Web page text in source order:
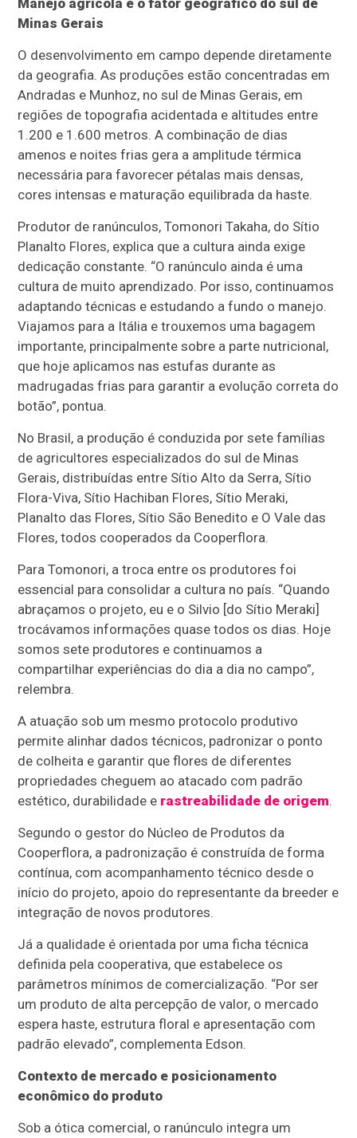
Minas Gerais
O desenvolvimento em campo depende diretamente
da geografia. As produções estão concentradas em
Andradas e Munhoz, no sul de Minas Gerais, em
regiões de topografia acidentada e altitudes entre
1.200 e 1.600 metros. A combinação de dias
amenos e noites frias gera a amplitude térmica
necessária para favorecer pétalas mais densas,
cores intensas e maturação equilibrada da haste.
Produtor de ranúnculos, Tomonori Takaha, do Sítio
Planalto Flores, explica que a cultura ainda exige
dedicação constante. “O ranúnculo ainda é uma
cultura de muito aprendizado. Por isso, continuamos
adaptando técnicas e estudando a fundo o manejo.
Viajamos para a Itália e trouxemos uma bagagem
importante, principalmente sobre a parte nutricional,
que hoje aplicamos nas estufas durante as
madrugadas frias para garantir a evolução correta do
botão”, pontua.
No Brasil, a produção é conduzida por sete famílias
de agricultores especializados do sul de Minas
Gerais, distribuídas entre Sítio Alto da Serra, Sítio
Flora-Viva, Sítio Hachiban Flores, Sítio Meraki,
Planalto das Flores, Sítio São Benedito e O Vale das
Flores, todos cooperados da Cooperflora.
Para Tomonori, a troca entre os produtores foi
essencial para consolidar a cultura no país. “Quando
abraçamos o projeto, eu e o Silvio [do Sítio Meraki]
trocávamos informações quase todos os dias. Hoje
somos sete produtores e continuamos a
compartilhar experiências do dia a dia no campo”,
relembra.
A atuação sob um mesmo protocolo produtivo
permite alinhar dados técnicos, padronizar o ponto
de colheita e garantir que flores de diferentes
propriedades cheguem ao atacado com padrão
estético, durabilidade e rastreabilidade de origem.
Segundo o gestor do Núcleo de Produtos da
Cooperflora, a padronização é construída de forma
contínua, com acompanhamento técnico desde o
início do projeto, apoio do representante da breeder e
integração de novos produtores.
Já a qualidade é orientada por uma ficha técnica
definida pela cooperativa, que estabelece os
parâmetros mínimos de comercialização. “Por ser
um produto de alta percepção de valor, o mercado
espera haste, estrutura floral e apresentação com
padrão elevado”, complementa Edson.
Contexto de mercado e posicionamento
econômico do produto
Sob a ótica comercial, o ranúnculo integra um